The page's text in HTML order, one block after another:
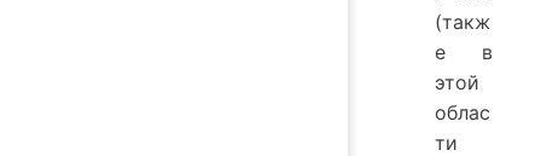
(такж
е в
этой
облас
ти